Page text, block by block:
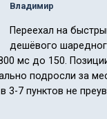
Владимир
Переехал на
дешёвого
мс до 150.
подросли за
3-7 пунктов не